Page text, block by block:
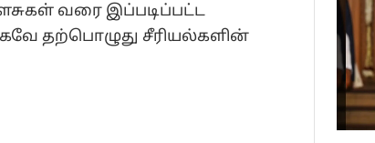
வரை இப்படிப்பட்ட
தற்பொழுது சீரியல்களின்